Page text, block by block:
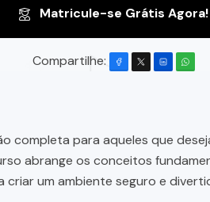
Matricule-se Grátis Agora!
Compartilhe:
completa para aqueles que
abrange os conceitos
um ambiente seguro e